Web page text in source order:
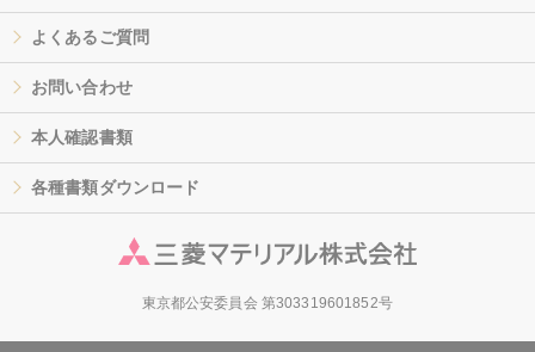
よくあるご質問
お問い合わせ
本人確認書類
各種書類ダウンロード
東京都公安委員会 第303319601852号